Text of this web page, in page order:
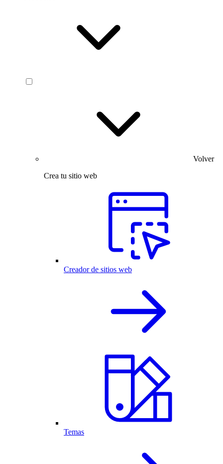
Volver
Crea tu sitio web
Creador de sitios web
Temas